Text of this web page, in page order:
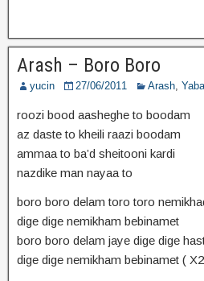
Arash – Boro Boro
yucin 27/06/2011 Arash,
roozi bood aasheghe to boodam
az daste to kheili raazi boodam
ammaa to ba’d sheitooni kardi
nazdike man nayaa to
boro boro delam toro toro
dige dige nemikham bebinamet
boro boro delam jaye dige dige
dige dige nemikham bebinamet (